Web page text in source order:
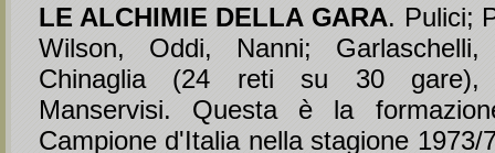
LE ALCHIMIE DELLA GARA. Pulici;
Wilson, Oddi, Nanni;
Chinaglia (24 reti su 30 gare),
Manservisi. Questa è la
Campione d'Italia nella stagione 1973/